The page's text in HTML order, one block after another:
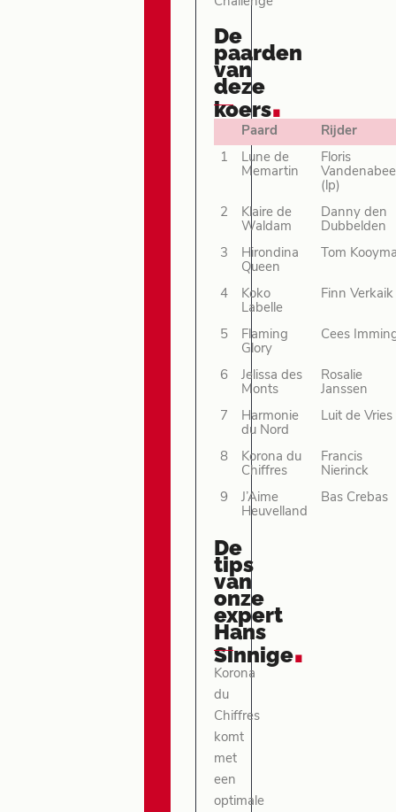
De
paarden
van
deze
koers.
Paard
Rijder
1
Lune de
Memartin
Floris
(lp)
2
Klaire de
Waldam
Danny den
Dubbelden
3
Hirondina
Queen
Tom
4
Koko
Labelle
Finn Verkaik
5
Flaming
Glory
Cees
6
Jelissa des
Monts
Rosalie
Janssen
7
Harmonie
du Nord
Luit de Vries
8
Korona du
Chiffres
Francis
Nierinck
9
J’Aime
Heuvelland
Bas Crebas
De
tips
van
onze
expert
Hans
Sinnige.
Korona
du
Chiffres
komt
met
een
optimale